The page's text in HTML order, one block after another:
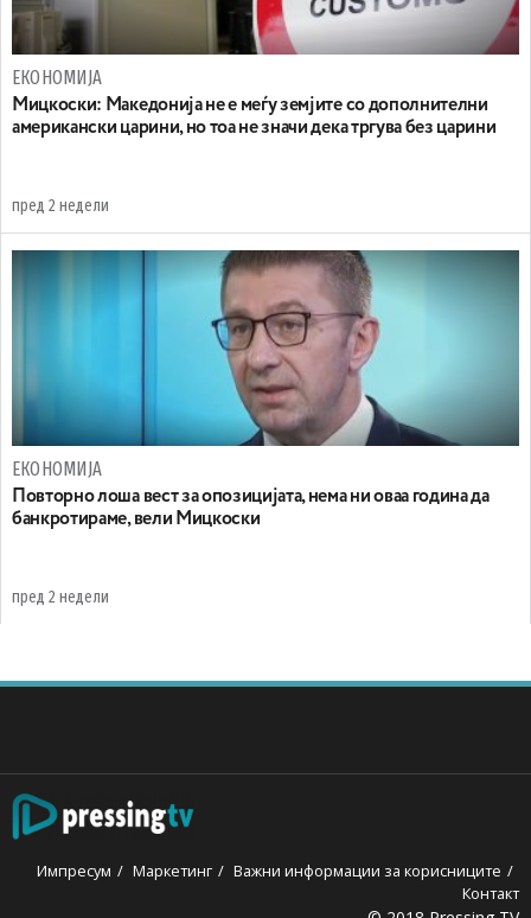
ЕКОНОМИЈА
Мицкоски: Македонија не е меѓу земјите со дополнителни
американски царини, но тоа не значи дека тргува без царини
пред 2 недели
ЕКОНОМИЈА
Повторно лоша вест за опозицијата, нема ни оваа година да
банкротираме, вели Мицкоски
пред 2 недели
Импресум Маркетинг
Важни информации за корисниците
Контакт